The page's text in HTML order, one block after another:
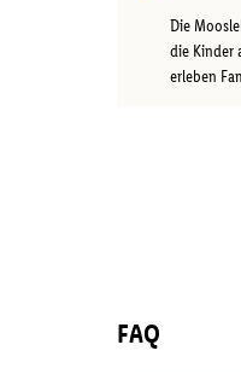
Die
die Kinder
erleben
FAQ